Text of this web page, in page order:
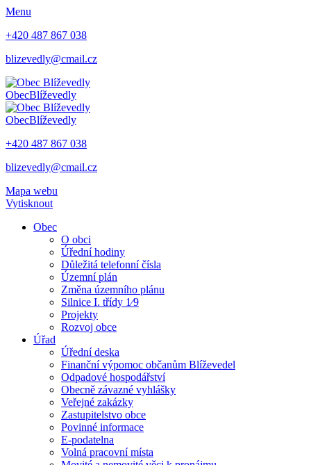
Menu
+420 487 867 038
blizevedly@cmail.cz
ObecBlíževedly
ObecBlíževedly
+420 487 867 038
blizevedly@cmail.cz
Mapa webu
Vytisknout
Obec
O obci
Úřední hodiny
Důležitá telefonní čísla
Územní plán
Změna územního plánu
Silnice I. třídy 1⁄9
Projekty
Rozvoj obce
Úřad
Úřední deska
Finanční výpomoc občanům Blíževedel
Odpadové hospodářství
Obecně závazné vyhlášky
Veřejné zakázky
Zastupitelstvo obce
Povinné informace
E-podatelna
Volná pracovní místa